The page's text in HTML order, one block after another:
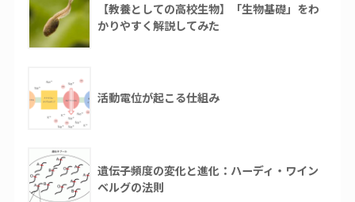
【教養としての高校生物】「生物基礎」をわ
かりやすく解説してみた
活動電位が起こる仕組み
遺伝子頻度の変化と進化：ハーディ・ワイン
ベルグの法則